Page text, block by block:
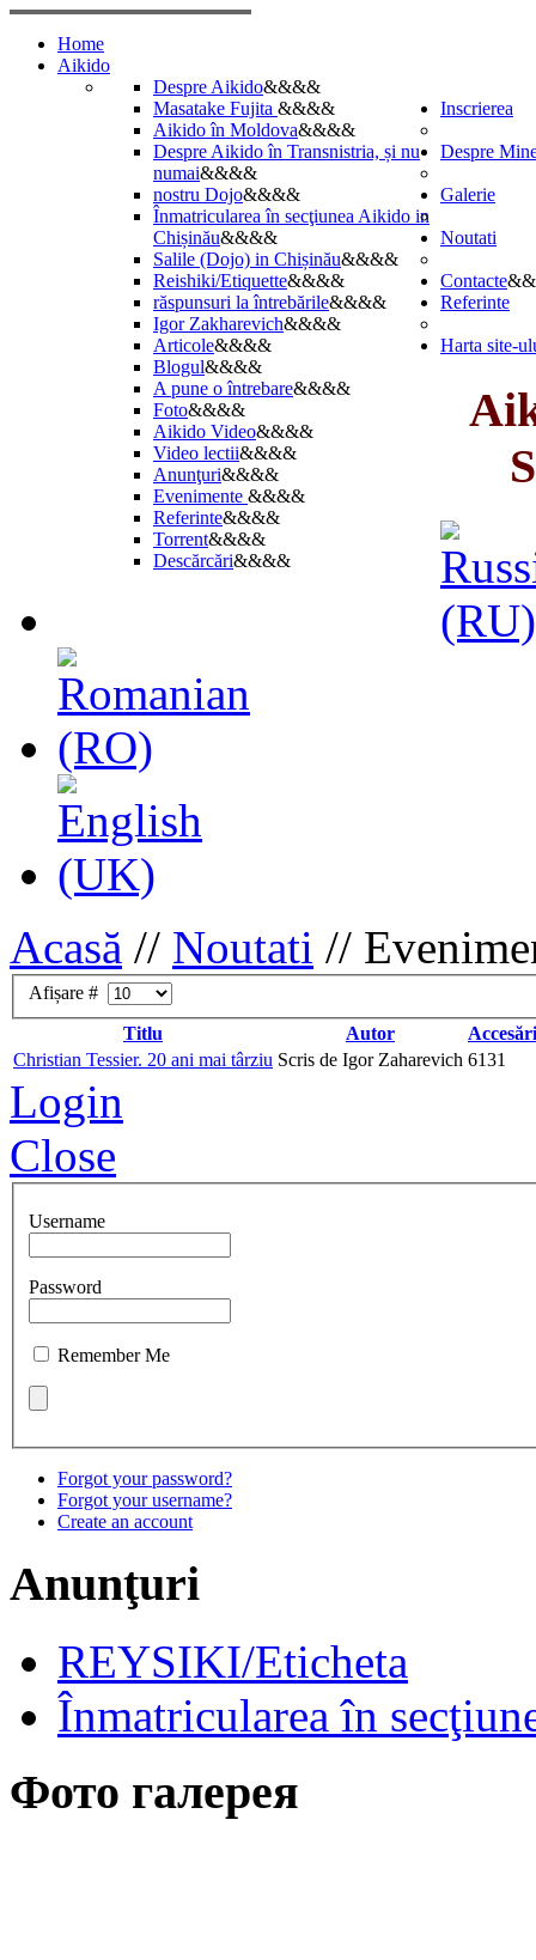
Home
Aikido
Despre Aikido&&&&
Masatake Fujita &&&&
Aikido în Moldova&&&&
Despre Aikido în Transnistria, și nu
numai&&&&
nostru Dojo&&&&
Inscrierea
Înmatricularea în secţiunea Aikido in
Chișinău&&&&
Salile (Dojo) in Chișinău&&&&
Reishiki/Etiquette&&&&
răspunsuri la întrebările&&&&
Despre
Igor Zakharevich&&&&
Articole&&&&
Blogul&&&&
A pune o întrebare&&&&
Galerie
Foto&&&&
Aikido Video&&&&
Video lectii&&&&
Noutati
Anunţuri&&&&
Evenimente &&&&
Contacte
Referinte
Referinte&&&&
Torrent&&&&
Descărcări&&&&
Harta site-
Acasă // Noutati //
Afișare #
Titlu
Autor
Accesări
Christian Tessier. 20 ani mai târziu Scris de Igor Zaharevich 6131
Login
Close
Username
Password
Remember Me
Forgot your password?
Forgot your username?
Create an account
Anunţuri
REYSIKI/Eticheta
Înmatricularea în
Фото галерея